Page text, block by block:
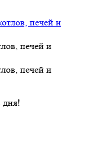
печей и
печей и
дня!